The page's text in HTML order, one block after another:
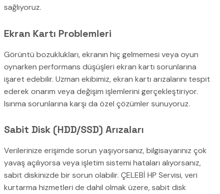
sağlıyoruz.
Ekran Kartı Problemleri
Görüntü bozuklukları, ekranın hiç gelmemesi veya oyun
oynarken performans düşüşleri ekran kartı sorunlarına
işaret edebilir. Uzman ekibimiz, ekran kartı arızalarını tespit
ederek onarım veya değişim işlemlerini gerçekleştiriyor.
Isınma sorunlarına karşı da özel çözümler sunuyoruz.
Sabit Disk (HDD/SSD) Arızaları
Verilerinize erişimde sorun yaşıyorsanız, bilgisayarınız çok
yavaş açılıyorsa veya işletim sistemi hataları alıyorsanız,
sabit diskinizde bir sorun olabilir. ÇELEBİ HP Servisi, veri
kurtarma hizmetleri de dahil olmak üzere, sabit disk